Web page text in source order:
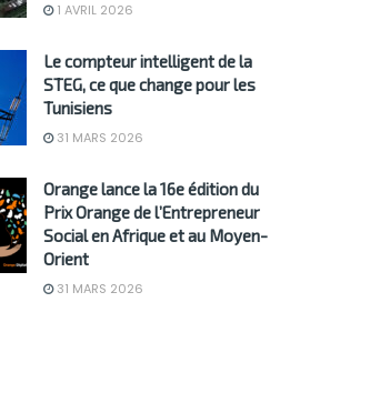
1 AVRIL 2026
Le compteur intelligent de la
STEG, ce que change pour les
Tunisiens
31 MARS 2026
Orange lance la 16e édition du
Prix Orange de l’Entrepreneur
Social en Afrique et au Moyen-
Orient
31 MARS 2026